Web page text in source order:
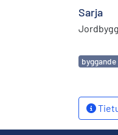
Sarja
byggande